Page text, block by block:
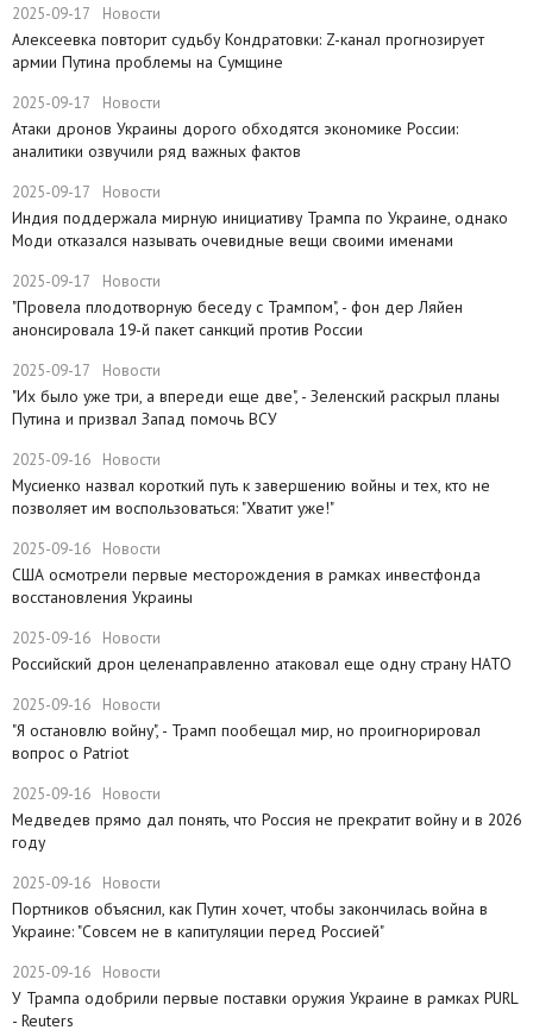
2025-09-17 Новости
​Алексеевка повторит судьбу Кондратовки: Z-канал прогнозирует
армии Путина проблемы на Сумщине
2025-09-17 Новости
​Атаки дронов Украины дорого обходятся экономике России:
аналитики озвучили ряд важных фактов
2025-09-17 Новости
​Индия поддержала мирную инициативу Трампа по Украине, однако
Моди отказался называть очевидные вещи своими именами
2025-09-17 Новости
​"Провела плодотворную беседу с Трампом", - фон дер Ляйен
анонсировала 19-й пакет санкций против России
2025-09-17 Новости
​"Их было уже три, а впереди еще две", - Зеленский раскрыл планы
Путина и призвал Запад помочь ВСУ
2025-09-16 Новости
Мусиенко назвал короткий путь к завершению войны и тех, кто не
позволяет им воспользоваться: "Хватит уже!"
2025-09-16 Новости
США осмотрели первые месторождения в рамках инвестфонда
восстановления Украины
2025-09-16 Новости
Российский дрон целенаправленно атаковал еще одну страну НАТО
2025-09-16 Новости
​"Я остановлю войну", - Трамп пообещал мир, но проигнорировал
вопрос о Patriot
2025-09-16 Новости
Медведев прямо дал понять, что Россия не прекратит войну и в 2026
году
2025-09-16 Новости
Портников объяснил, как Путин хочет, чтобы закончилась война в
Украине: "Совсем не в капитуляции перед Россией"
2025-09-16 Новости
У Трампа одобрили первые поставки оружия Украине в рамках PURL
- Reuters